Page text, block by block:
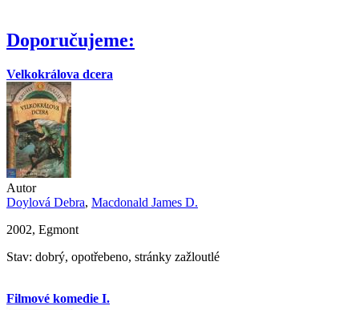
Doporučujeme:
Velkokrálova dcera
Autor
Doylová Debra, Macdonald James D.
2002, Egmont
Stav: dobrý, opotřebeno, stránky zažloutlé
Filmové komedie I.